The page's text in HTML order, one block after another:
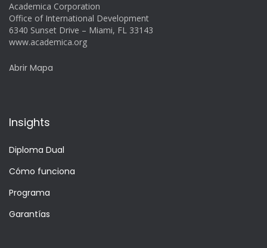
Academica Corporation
Office of International Development
6340 Sunset Drive – Miami, FL 33143
www.academica.org
Abrir Mapa
Insights
Diploma Dual
Cómo funciona
Programa
Garantías